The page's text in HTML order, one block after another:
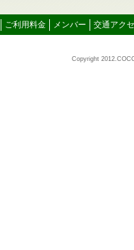
ご利用料金 メンバー 交通アク
Copyright